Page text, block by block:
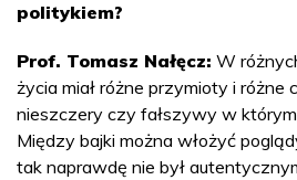
politykiem?
Prof. Tomasz Nałęcz: W
życia miał różne przymioty i różne
nieszczery czy fałszywy w
Między bajki można włożyć
tak naprawdę nie był